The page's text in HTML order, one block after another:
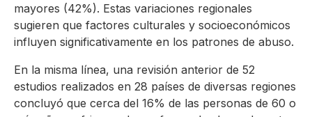
mayores (42%). Estas variaciones regionales
sugieren que factores culturales y socioeconómicos
influyen significativamente en los patrones de abuso.
En la misma línea, una revisión anterior de 52
estudios realizados en 28 países de diversas regiones
concluyó que cerca del 16% de las personas de 60 o